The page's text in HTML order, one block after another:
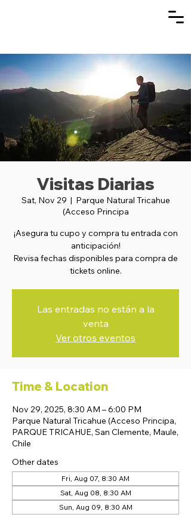
Visitas Diarias
Sat, Nov 29
  |
Parque Natural Tricahue
(Acceso Principa
¡Asegura tu cupo y compra tu entrada con
anticipación!
Revisa fechas disponibles para compra de
tickets online.
Las entradas no están a la
venta
Ver otros eventos
Time & Location
Nov 29, 2025, 8:30 AM – 6:00 PM
Parque Natural Tricahue (Acceso Principa,
PARQUE TRICAHUE, San Clemente, Maule,
Chile
Other dates
Fri, Aug 07, 8:30 AM
Sat, Aug 08, 8:30 AM
Sun, Aug 09, 8:30 AM